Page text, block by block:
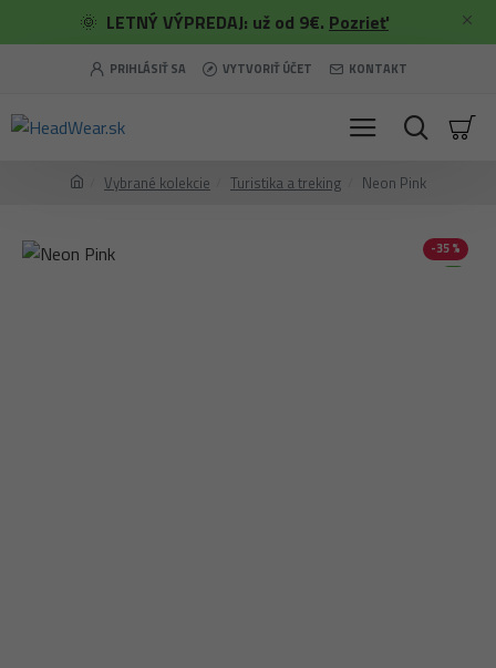
🌞 LETNÝ VÝPREDAJ: už od 9€. Pozrieť
PRIHLÁSIŤ SA VYTVORIŤ ÚČET KONTAKT
Vybrané kolekcie Turistika a treking Neon Pink
-35 %